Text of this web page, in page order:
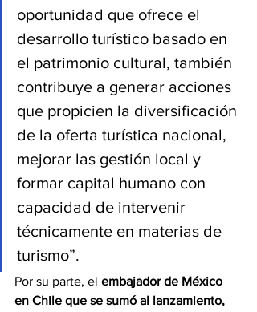
oportunidad que ofrece el
desarrollo turístico basado en
el patrimonio cultural, también
contribuye a generar acciones
que propicien la diversificación
de la oferta turística nacional,
mejorar las gestión local y
formar capital humano con
capacidad de intervenir
técnicamente en materias de
turismo”.
Por su parte, el embajador de México
en Chile que se sumó al lanzamiento,